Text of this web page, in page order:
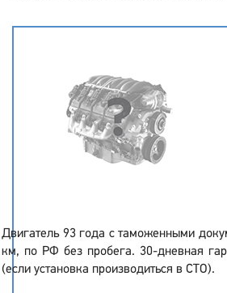
Двигатель 93 года с таможенными
км, по РФ без пробега. 30-дневная
(если установка производиться в СТО).